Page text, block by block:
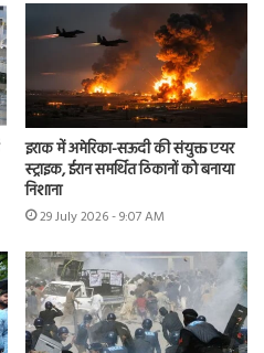
इराक में अमेरिका-सऊदी की संयुक्त एयर
स्ट्राइक, ईरान समर्थित ठिकानों को बनाया
निशाना
29 July 2026 - 9:07 AM